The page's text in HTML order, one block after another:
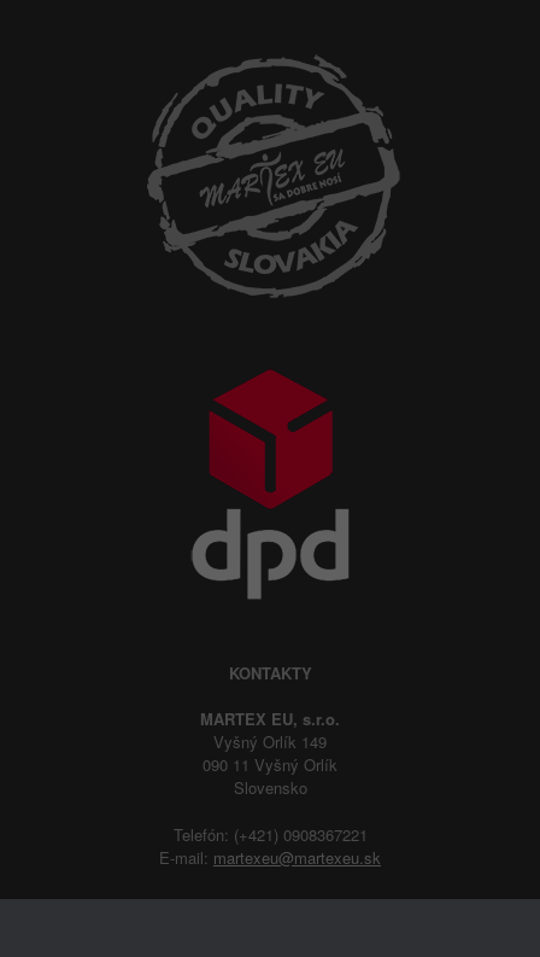
KONTAKTY
MARTEX EU, s.r.o.
Vyšný Orlík 149
090 11 Vyšný Orlík
Slovensko
Telefón: (+421) 0908367221
E-mail: martexeu@martexeu.sk